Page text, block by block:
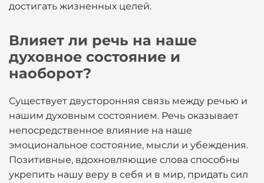
достигать жизненных целей.
Влияет ли речь на наше
духовное состояние и
наоборот?
Существует двусторонняя связь между речью и
нашим духовным состоянием. Речь оказывает
непосредственное влияние на наше
эмоциональное состояние, мысли и убеждения.
Позитивные, вдохновляющие слова способны
укрепить нашу веру в себя и в мир, придать сил